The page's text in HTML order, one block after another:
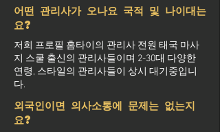
어떤 관리사가 오나요 국적 및 나이대는
요?
저희 프로필 홈타이의 관리사 전원 태국 마사
지 스쿨 출신의 관리사들이며 2-30대 다양한
연령, 스타일의 관리사들이 상시 대기중입니
다.
외국인이면 의사소통에 문제는 없는지
요?